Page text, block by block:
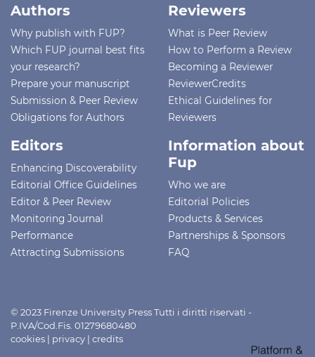
Authors
Why publish with FUP?
Which FUP journal best fits
your research?
Prepare your manuscript
Submission & Peer Review
Obligations for Authors
Reviewers
What is Peer Review
How to Perform a Review
Becoming a Reviewer
ReviewerCredits
Ethical Guidelines for
Reviewers
Editors
Enhancing Discoverability
Editorial Office Guidelines
Editor & Peer Review
Monitoring Journal
Performance
Attracting Submissions
Information about
Fup
Who we are
Editorial Policies
Products & Services
Partnerships & Sponsors
FAQ
© 2023 Firenze University Press Tutti i diritti riservati -
P.IVA/Cod.Fis. 01279680480
cookies | privacy | credits